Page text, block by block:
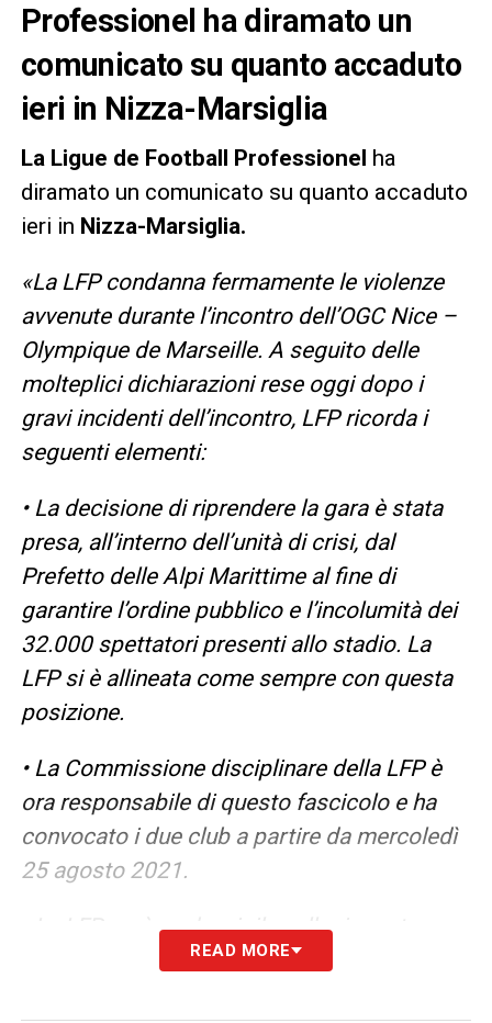
Professionel ha diramato un
comunicato su quanto accaduto
ieri in Nizza-Marsiglia
La Ligue de Football Professionel ha
diramato un comunicato su quanto accaduto
ieri in Nizza-Marsiglia.
«La LFP condanna fermamente le violenze
avvenute durante l’incontro dell’OGC Nice –
Olympique de Marseille. A seguito delle
molteplici dichiarazioni rese oggi dopo i
gravi incidenti dell’incontro, LFP ricorda i
seguenti elementi:
• La decisione di riprendere la gara è stata
presa, all’interno dell’unità di crisi, dal
Prefetto delle Alpi Marittime al fine di
garantire l’ordine pubblico e l’incolumità dei
32.000 spettatori presenti allo stadio. La
LFP si è allineata come sempre con questa
posizione.
• La Commissione disciplinare della LFP è
ora responsabile di questo fascicolo e ha
convocato i due club a partire da mercoledì
25 agosto 2021.
• La LFP sarà anche vigile nelle risposte
giudiziarie che saranno portate contro i
READ MORE